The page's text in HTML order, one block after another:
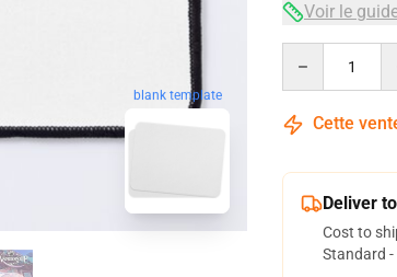
blank template
Voir le
Cette
Deliver
Cost to
Standard